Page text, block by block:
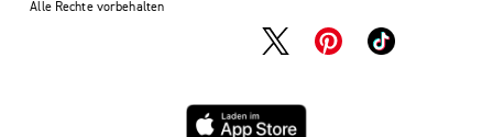
Alle Rechte vorbehalten